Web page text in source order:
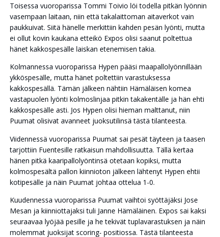
Toisessa vuoroparissa Tommi Toivio löi todella pitkän lyönnin
vasempaan laitaan, niin että takalaittoman aitaverkot vain
paukkuivat. Siitä hänelle merkittiin kahden pesän lyönti, mutta
ei ollut kovin kaukana etteikö Expos olisi saanut poltettua
hänet kakkospesälle laiskan etenemisen takia.
Kolmannessa vuoroparissa Hypen pääsi maapallolyönnillään
ykköspesälle, mutta hänet poltettiin varastuksessa
kakkospesällä. Tämän jälkeen nähtiin Hämäläisen komea
vastapuolen lyönti kolmoslinjaa pitkin takakentälle ja hän ehti
kakkospesälle asti. Jos Hypen olisi hieman malttanut, niin
Puumat olisivat avanneet juoksutilinsä tästä tilanteesta.
Viidennessä vuoroparissa Puumat sai pesät täyteen ja taasen
tarjottiin Fuentesille ratkaisun mahdollisuutta. Tällä kertaa
hänen pitkä kaaripallolyöntinsä otetaan kopiksi, mutta
kolmospesältä pallon kiinnioton jälkeen lähtenyt Hypen ehtii
kotipesälle ja näin Puumat johtaa ottelua 1-0.
Kuudennessa vuoroparissa Puumat vaihtoi syöttäjäksi Jose
Mesan ja kiinniottajaksi tuli Janne Hämäläinen. Expos sai kaksi
seuraavaa lyöjää pesille ja he tekivät tuplavarastuksen ja näin
molemmat juoksijat scoring- positiossa. Tästä tilanteesta